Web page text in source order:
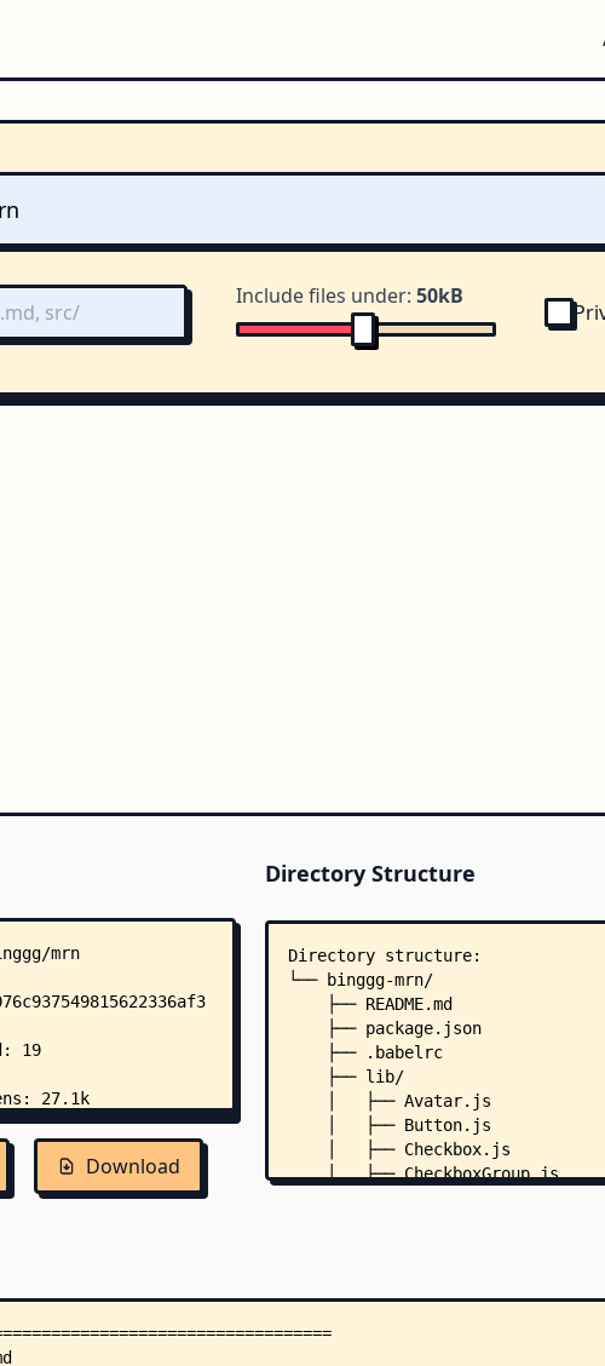
Include files under:50kB
Download
Directory Structure
Directory structure:
└── binggg-mrn/
    ├── README.md
    ├── package.json
    ├── .babelrc
    ├── lib/
    │   ├── Avatar.js
    │   ├── Button.js
    │   ├── Checkbox.js
    │   ├── CheckboxGroup.js
    │   ├── index.js